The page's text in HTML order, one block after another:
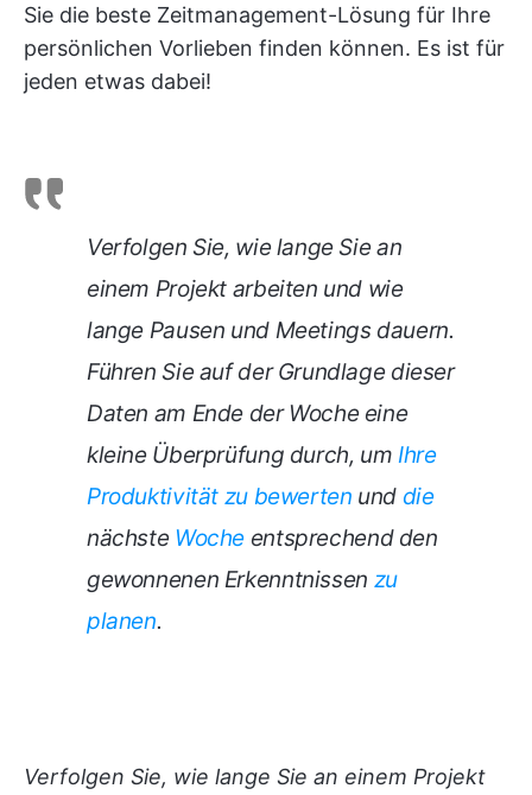
Sie die beste Zeitmanagement-Lösung für Ihre
persönlichen Vorlieben finden können. Es ist für
jeden etwas dabei!
Verfolgen Sie, wie lange Sie an
einem Projekt arbeiten und wie
lange Pausen und Meetings dauern.
Führen Sie auf der Grundlage dieser
Daten am Ende der Woche eine
kleine Überprüfung durch, um Ihre
Produktivität zu bewerten und die
nächste Woche entsprechend den
gewonnenen Erkenntnissen zu
planen.
Verfolgen Sie, wie lange Sie an einem Projekt